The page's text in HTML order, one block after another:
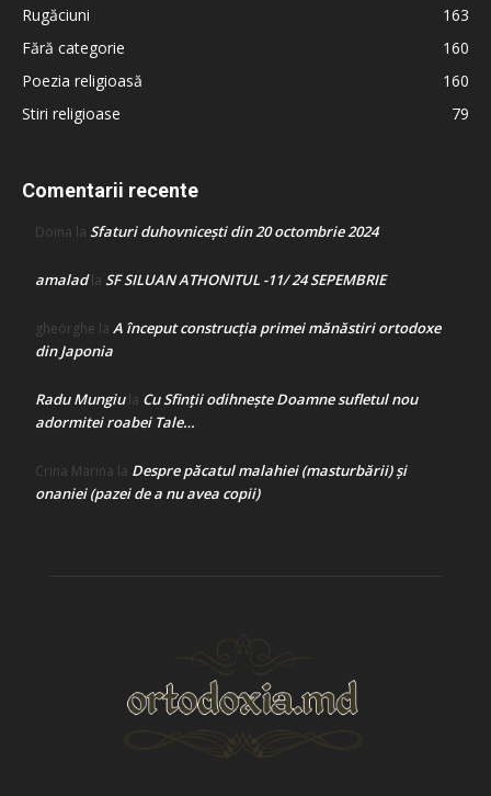
Rugăciuni
163
Fără categorie
160
Poezia religioasă
160
Stiri religioase
79
Comentarii recente
Doina la Sfaturi duhovnicești din 20 octombrie 2024
amaladla SF SILUAN ATHONITUL -11/ 24 SEPEMBRIE
gheorghe la A început construcţia primei mănăstiri ortodoxe
din Japonia
Radu Mungiula Cu Sfinții odihnește Doamne sufletul nou
adormitei roabei Tale…
Crina Marina la Despre păcatul malahiei (masturbării) şi
onaniei (pazei de a nu avea copii)